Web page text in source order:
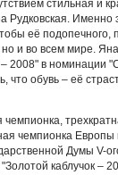
стильная и
Именно
её
и во всем мире.
2008" в номинации
что обувь – её
чемпионка,
чемпионка Европы
Думы V-
каблучок –